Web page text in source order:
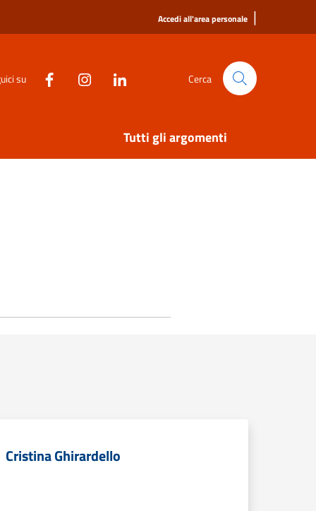
Accedi all'area personale |
su Cerca
Tutti gli argomenti
Cristina Ghirardello